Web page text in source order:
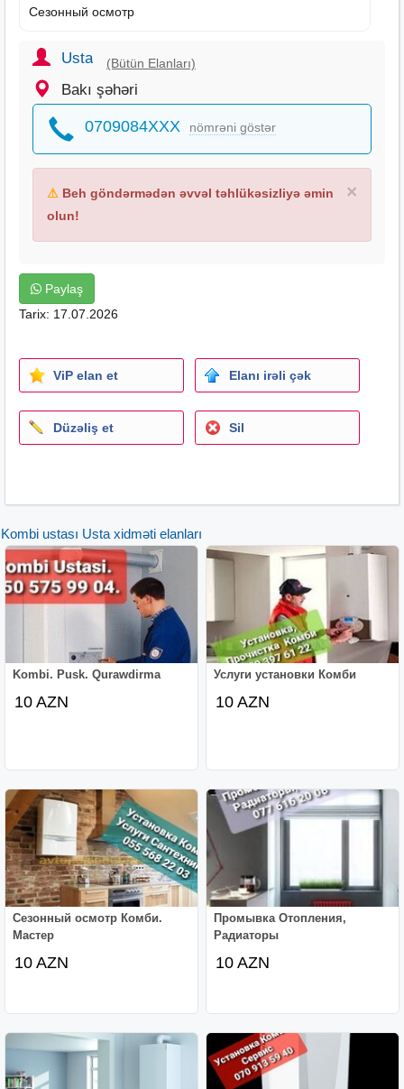
Сезонный осмотр
Usta (Bütün Elanları)
Bakı şəhəri
0709084XXX nömrəni göstər
×
⚠ Beh göndərmədən əvvəl təhlükəsizliyə əmin
olun!
Paylaş
Tarix: 17.07.2026
ViP elan et Elanı irəli çək
Düzəliş et Sil
Kombi ustası Usta xidməti elanları
Kombi. Pusk. Qurawdirma
10 AZN
Услуги установки Комби
10 AZN
Сезонный осмотр Комби.
Мастер
10 AZN
Промывка Отопления,
Радиаторы
10 AZN